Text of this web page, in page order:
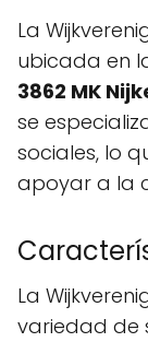
La
ubicada en
3862 MK
se
sociales, lo
apoyar a la
La
variedad de